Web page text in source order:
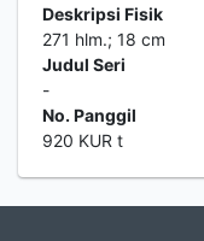
Deskripsi Fisik
271 hlm.; 18 cm
Judul Seri
-
No. Panggil
920 KUR t